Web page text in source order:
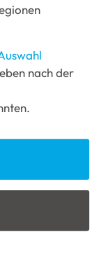
nach der